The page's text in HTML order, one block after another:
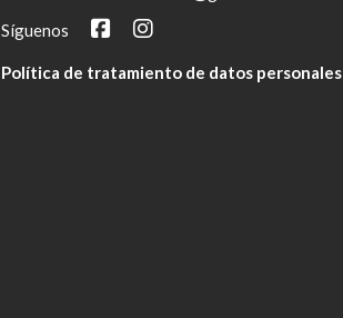
Síguenos
Política de tratamiento de datos personales